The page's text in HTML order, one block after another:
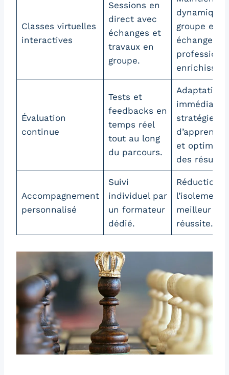
Classes virtuelles
interactives
Sessions en
direct avec
échanges et
travaux en
groupe.
dynamique
groupe et
échanges
Évaluation
continue
Tests et
feedbacks en
temps réel
tout au long
du parcours.
Adaptation
immédiate
stratégies
et
des
Accompagnement
personnalisé
Suivi
individuel par
un formateur
dédié.
Réduction
l’isolement
meilleur
réussite.